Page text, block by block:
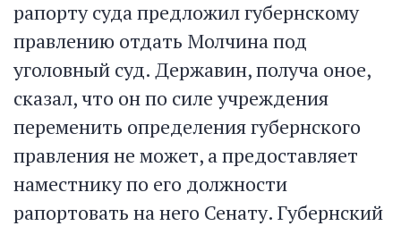
рапорту суда предложил губернскому
правлению отдать Молчина под
уголовный суд. Державин, получа оное,
сказал, что он по силе учреждения
переменить определения губернского
правления не может, а предоставляет
наместнику по его должности
рапортовать на него Сенату. Губернский